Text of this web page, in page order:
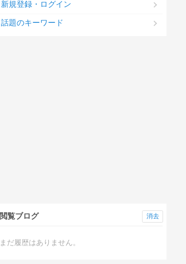
新規登録・ログイン
話題のキーワード
閲覧ブログ
まだ履歴はありません。
消去